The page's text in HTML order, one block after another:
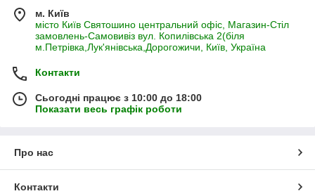
м. Київ
місто Київ Святошино центральний офіс, Магазин-Стіл
замовлень-Самовивіз вул. Копилівська 2(біля
м.Петрівка,Лук'янівська,Дорогожичи, Київ, Україна
Контакти
Сьогодні працює з 10:00 до 18:00
Показати весь графік роботи
Про нас
Контакти